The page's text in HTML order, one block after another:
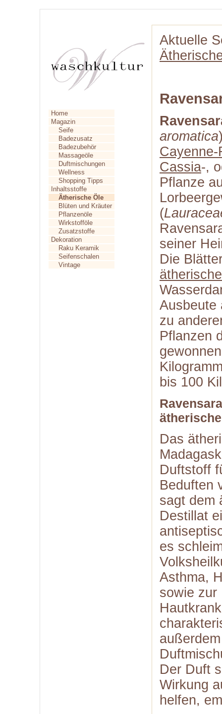
Home
Magazin
Seife
Badezusatz
Badezubehör
Massageöle
Duftmischungen
Wellness
Shopping Tipps
Inhaltsstoffe
Ätherische Öle
Blüten und Kräuter
Pflanzenöle
Wirkstofföle
Zusatzstoffe
Dekoration
Raku Keramik
Seifenschalen
Vintage
Aktuelle
aromatica
Cassia-,
Pflanze
(
seiner
Die
Ausbeute
zu
Pflanzen
bis 100
Das
Duftstoff
Beduften
sagt dem
Destillat
es
Asthma,
sowie zur
Der Duft
Wirkung
helfen,